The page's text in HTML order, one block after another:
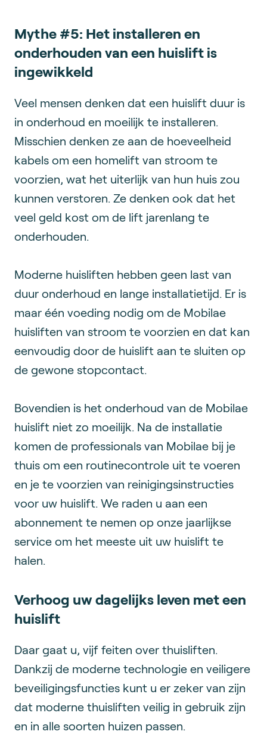
Mythe #5: Het installeren en
onderhouden van een huislift is
ingewikkeld
Veel mensen denken dat een huislift duur is
in onderhoud en moeilijk te installeren.
Misschien denken ze aan de hoeveelheid
kabels om een homelift van stroom te
voorzien, wat het uiterlijk van hun huis zou
kunnen verstoren. Ze denken ook dat het
veel geld kost om de lift jarenlang te
onderhouden.
Moderne huisliften hebben geen last van
duur onderhoud en lange installatietijd. Er is
maar één voeding nodig om de Mobilae
huisliften van stroom te voorzien en dat kan
eenvoudig door de huislift aan te sluiten op
de gewone stopcontact.
Bovendien is het onderhoud van de Mobilae
huislift niet zo moeilijk. Na de installatie
komen de professionals van Mobilae bij je
thuis om een routinecontrole uit te voeren
en je te voorzien van reinigingsinstructies
voor uw huislift. We raden u aan een
abonnement te nemen op onze jaarlijkse
service om het meeste uit uw huislift te
halen.
Verhoog uw dagelijks leven met een
huislift
Daar gaat u, vijf feiten over thuisliften.
Dankzij de moderne technologie en veiligere
beveiligingsfuncties kunt u er zeker van zijn
dat moderne thuisliften veilig in gebruik zijn
en in alle soorten huizen passen.